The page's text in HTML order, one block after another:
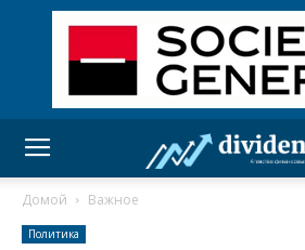
Домой Важное
Политика